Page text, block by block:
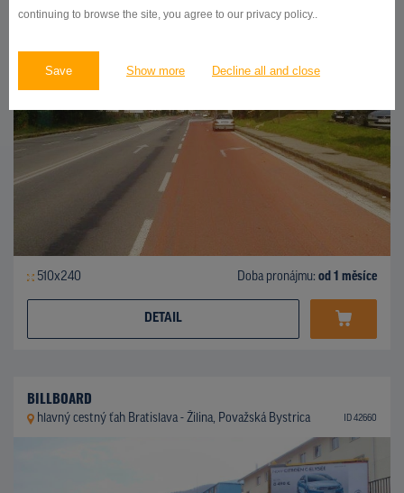
continuing to browse the site, you agree to our privacy policy..
Save Show more Decline all and close
510x240 Doba pronájmu: od 1 měsíce
DETAIL
BILLBOARD
hlavný cestný ťah Bratislava - Žilina, Považská Bystrica ID 42660